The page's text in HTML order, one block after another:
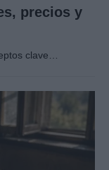
precios y
clave…